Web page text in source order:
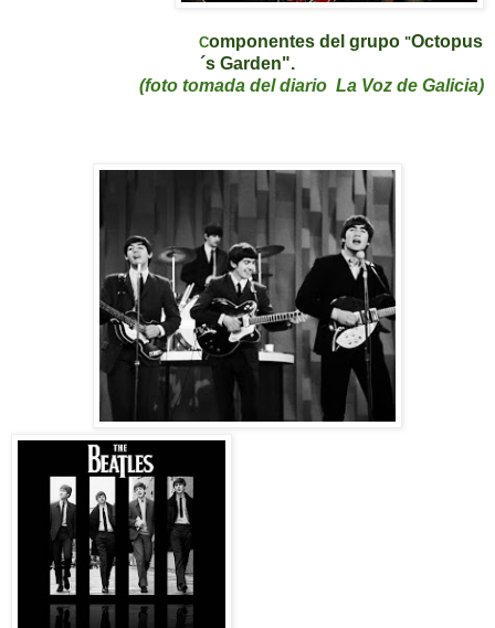
Componentes del grupo "Octopus
´s Garden".
(foto tomada del diario La Voz de Galicia)